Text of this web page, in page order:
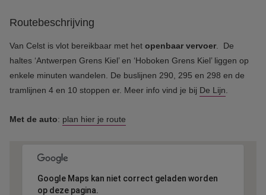
Routebeschrijving
Van Celst is vlot bereikbaar met het openbaar vervoer . De
haltes ‘Antwerpen Grens Kiel’ en ‘Hoboken Grens Kiel’ liggen op
enkele minuten wandelen. De buslijnen 290, 295 en 298 en de
tramlijnen 4 en 10 stoppen er. Meer info vind je bij De Lijn
Met de auto: plan hier je route
Google Maps kan niet correct geladen worden
op deze pagina.